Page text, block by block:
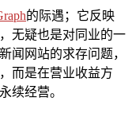
的际遇；它反映
无疑也是对同业的一
闻网站的求存问题，
而是在营业收益方
续经营。